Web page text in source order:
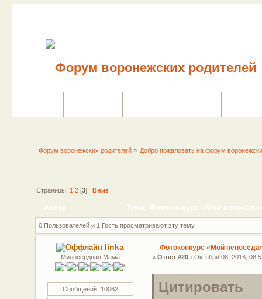
Форум воронежских родителей» Добро пожаловать на форум
Страницы: 1 2[3] Вниз
Автор Тема: Фотоконкурс «Мой
0 Пользователей и 1 Гость просматривают эту тему.
linka
Милосердная Мама
Сообщений: 10062
Фотоконкурс «Мой
«Ответ #20 : Октября 08, 2016,
Цитировать